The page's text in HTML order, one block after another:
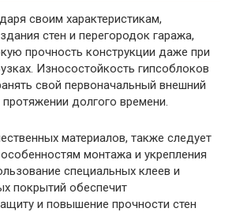
своим характеристикам,
стен и перегородок гаража,
прочность конструкции даже при
Износостойкость гипсоблоков
свой первоначальный внешний
протяжении долгого времени.
материалов, также следует
монтажа и укрепления
специальных клеев и
покрытий обеспечит
и повышение прочности стен